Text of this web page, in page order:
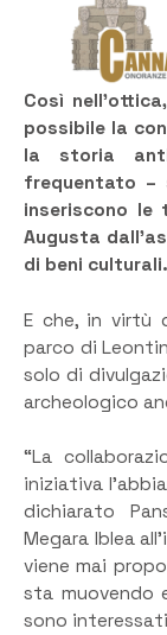
Così
possibile la
la storia
frequentato
inseriscono le
Augusta
di beni culturali.
E che, in virtù
parco di
solo di
archeologico
“La
iniziativa
dichiarato
Megara Iblea
viene mai
sta muovendo
sono